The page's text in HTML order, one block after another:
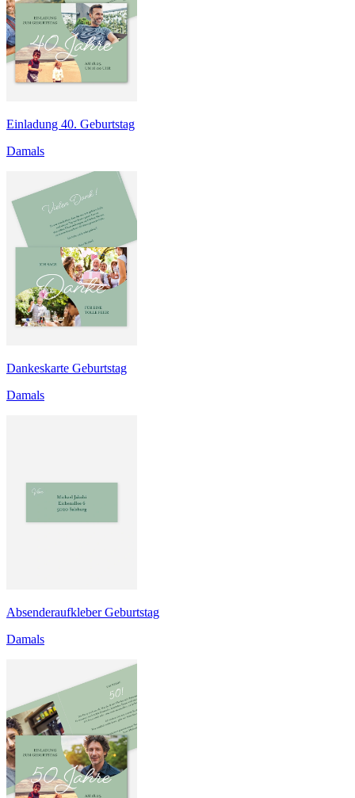
Einladung 40. Geburtstag
Damals
Dankeskarte Geburtstag
Damals
Absenderaufkleber Geburtstag
Damals